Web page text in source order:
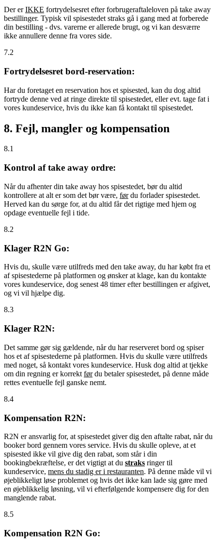
Der erIKKE fortrydelsesret efter forbrugeraftaleloven på take away
bestillinger. Typisk vil spisestedet straks gå i gang med at forberede
din bestilling - dvs. varerne er allerede brugt, og vi kan desværre
ikke annullere denne fra vores side.
7.2
Fortrydelsesret bord-reservation:
Har du foretaget en reservation hos et spisested, kan du dog altid
fortryde denne ved at ringe direkte til spisestedet, eller evt. tage fat i
vores kundeservice, hvis du ikke kan få kontakt til spisestedet.
8. Fejl, mangler og kompensation
8.1
Kontrol af take away ordre:
Når du afhenter din take away hos spisestedet, bør du altid
kontrollere at alt er som det bør være, førdu forlader spisestedet.
Herved kan du sørge for, at du altid får det rigtige med hjem og
opdage eventuelle fejl i tide.
8.2
Klager R2N Go:
Hvis du, skulle være utilfreds med den take away, du har købt fra et
af spisestederne på platformen og ønsker at klage, kan du kontakte
vores kundeservice, dog senest 48 timer efter bestillingen er afgivet,
og vi vil hjælpe dig.
8.3
Klager R2N:
Det samme gør sig gældende, når du har reserveret bord og spiser
hos et af spisestederne på platformen. Hvis du skulle være utilfreds
med noget, så kontakt vores kundeservice. Husk dog altid at tjekke
om din regning er korrekt førdu betaler spisestedet, på denne måde
rettes eventuelle fejl ganske nemt.
8.4
Kompensation R2N:
R2N er ansvarlig for, at spisestedet giver dig den aftalte rabat, når du
booker bord gennem vores service. Hvis du skulle opleve, at et
spisested ikke vil give dig den rabat, som står i din
bookingbekræftelse, er det vigtigt at du straks ringer til
kundeservice, mens du stadig er i restauranten. På denne måde vil vi
øjeblikkeligt løse problemet og hvis det ikke kan lade sig gøre med
en øjeblikkelig løsning, vil vi efterfølgende kompensere dig for den
manglende rabat.
8.5
Kompensation R2N Go: